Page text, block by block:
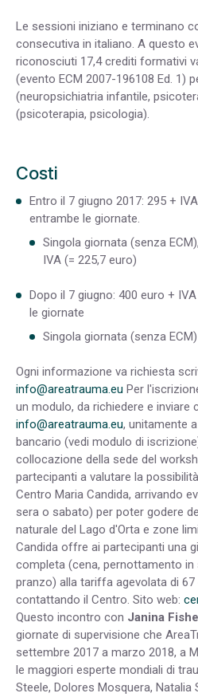
Le sessioni iniziano e terminano
consecutiva in italiano. A questo
riconosciuti 17,4 crediti formativi
(evento ECM 2007-196108 Ed. 1)
(neuropsichiatria infantile,
(psicoterapia, psicologia).
Costi
Entro il 7 giugno 2017: 295 +
entrambe le giornate.
Singola giornata (senza
IVA (= 225,7 euro)
Dopo il 7 giugno: 400 euro +
le giornate
Singola giornata (senza
Ogni informazione va richiesta
info@areatrauma.eu Per
un modulo, da richiedere e inviare
info@areatrauma.eu, unitamente
bancario (vedi modulo di
collocazione della sede del
partecipanti a valutare la
Centro Maria Candida, arrivando
sera o sabato) per poter godere
naturale del Lago d'Orta e zone
Candida offre ai partecipanti una
completa (cena, pernottamento in
pranzo) alla tariffa agevolata di
contattando il Centro. Sito web:
Questo incontro con Janina
giornate di supervisione che
settembre 2017 a marzo 2018, a
le maggiori esperte mondiali di
Steele, Dolores Mosquera, Natalia